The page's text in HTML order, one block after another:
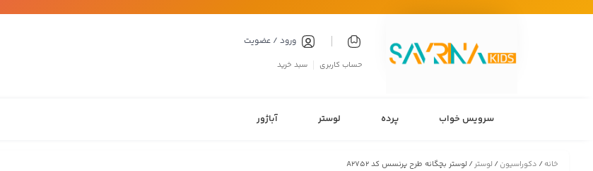
ورود / عضویت
حساب کاربری سبد خرید
سرویس خواب پرده لوستر آباژور
خانه/ دکوراسیون/ لوستر/ لوستر بچگانه طرح پرنسس کد A2752